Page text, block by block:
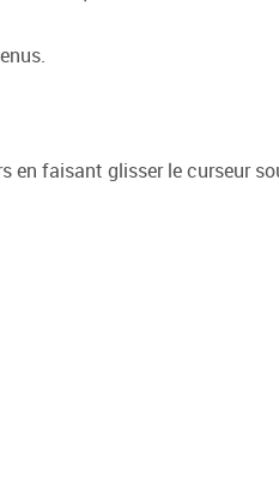
en faisant glisser le curseur